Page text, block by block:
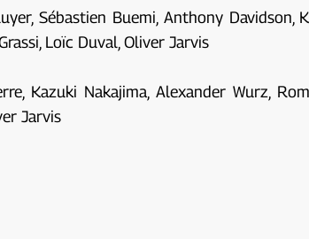
Sébastien Buemi, Anthony Davidson,
Loïc Duval, Oliver Jarvis
Kazuki Nakajima, Alexander Wurz,
Jarvis